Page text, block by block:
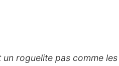
un roguelite pas comme